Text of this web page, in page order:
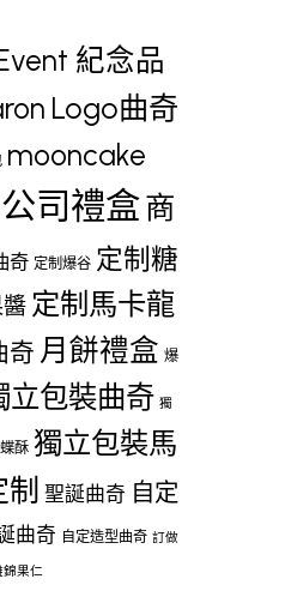
紀念品
Logo曲奇
mooncake
公司禮盒商
奇 定制爆谷 定制糖
定制馬卡龍
奇 月餅禮盒 爆
立包裝曲奇 獨
酥 獨立包裝馬
聖誕曲奇 自定
曲奇 自定造型曲奇 訂做
錦果仁